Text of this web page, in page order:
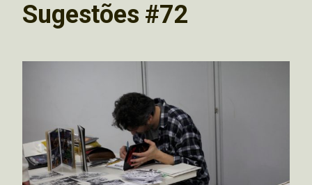
Sugestões #72